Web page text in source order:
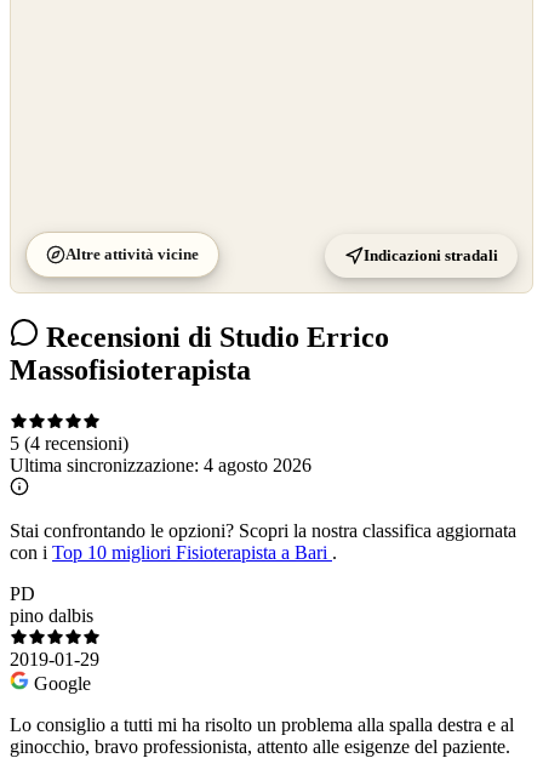
Altre attività vicine Indicazioni stradali
Recensioni di Studio Errico
Massofisioterapista
5 (4 recensioni)
Ultima sincronizzazione: 4 agosto 2026
Stai confrontando le opzioni? Scopri la nostra classifica aggiornata
con i Top 10 migliori Fisioterapista a Bari .
PD
pino dalbis
2019-01-29
Google
Lo consiglio a tutti mi ha risolto un problema alla spalla destra e al
ginocchio, bravo professionista, attento alle esigenze del paziente.